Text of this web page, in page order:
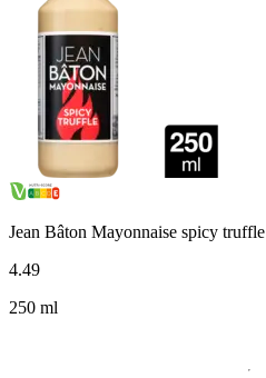
Jean Bâton Mayonnaise spicy truffle
4.49
250 ml